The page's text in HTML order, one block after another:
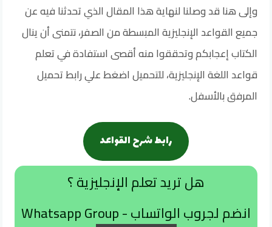
وإلى هنا قد وصلنا لنهاية هذا المقال الذي تحدثنا فيه عن
جميع القواعد الإنجليزية المبسطة من الصفر، نتمنى أن ينال
الكتاب إعجابكم وتحققوا منه أقصى استفادة في تعلم
قواعد اللغة الإنجليزية، للتحميل اضغط علي رابط تحميل
المرفق بالأسفل.
رابط شرح القواعد
هل تريد تعلم الإنجليزية ؟
انضم لجروب الواتساب - Whatsapp Group